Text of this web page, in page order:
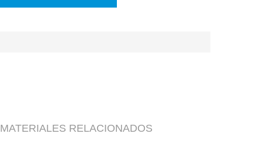
MATERIALES RELACIONADOS